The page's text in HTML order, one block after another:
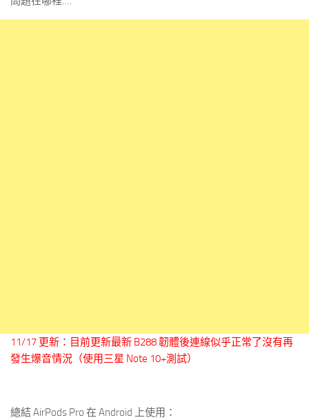
11/17 更新：目前更新最新 B288 韌體後連線似乎正常了沒有再
發生爆音情況（使用三星 Note 10+測試）
總結 AirPods Pro 在 Android 上使用：